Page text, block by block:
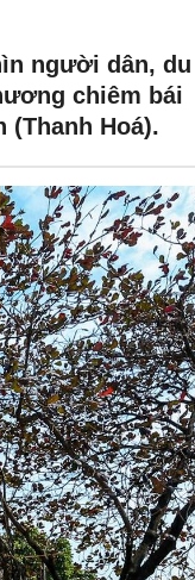
người dân, du
chiêm bái
(Thanh Hoá).